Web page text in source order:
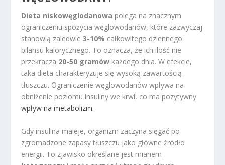
Dieta niskowęglodanowa polega na znacznym
ograniczeniu spożycia węglowodanów, które zazwyczaj
stanowią zaledwie3-10% całkowitego dziennego
bilansu kalorycznego. To oznacza, że ich ilość nie
przekracza 20-50 gramów każdego dnia. W efekcie,
taka dieta charakteryzuje się wysoką zawartością
tłuszczu. Ograniczenie węglowodanów wpływa na
obniżenie poziomu insuliny we krwi, co ma pozytywny
wpływ na metabolizm.
Gdy insulina maleje, organizm zaczyna sięgać po
zgromadzone zapasy tłuszczu jako główne źródło
energii. To zjawisko określane jest mianem